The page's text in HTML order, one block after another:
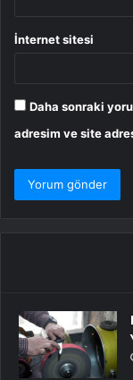
İnternet sitesi
Daha sonraki
adresim ve site